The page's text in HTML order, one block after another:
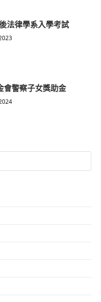
法律學系入學考試
會警察子女獎助金